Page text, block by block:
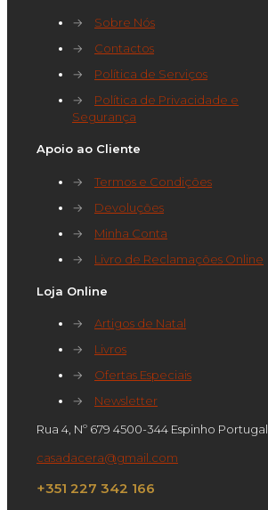
→
Sobre Nós
→
Contactos
→
Política de Serviços
→
Política de Privacidade e
Segurança
Apoio ao Cliente
→
Termos e Condições
→
Devoluções
→
Minha Conta
→
Livro de Reclamações Online
Loja Online
→
Artigos de Natal
→
Livros
→
Ofertas Especiais
→
Newsletter
Rua 4, Nº 679 4500-344 Espinho Portugal
casadacera@gmail.com
+351 227 342 166